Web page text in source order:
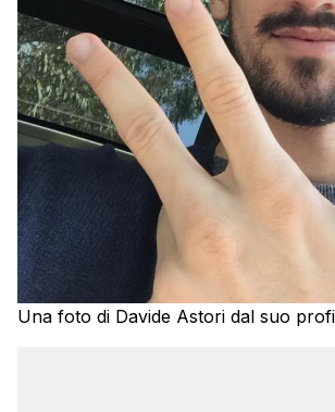
Una foto di Davide Astori dal suo